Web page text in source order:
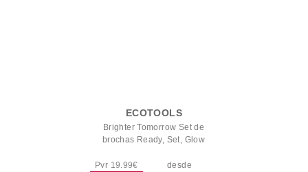
ECOTOOLS
Brighter Tomorrow Set de
brochas Ready, Set, Glow
Pvr 19.99€ desde